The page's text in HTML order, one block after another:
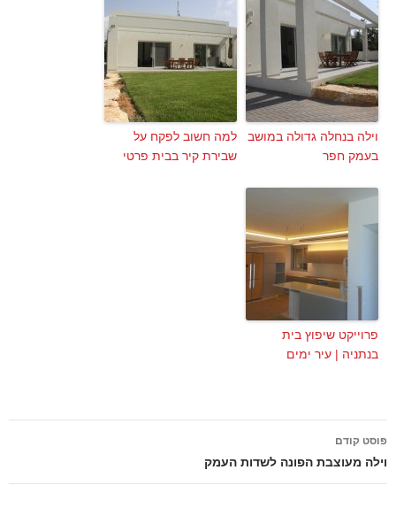
וילה בנחלה גדולה במושב
בעמק חפר
למה חשוב לפקח על
שבירת קיר בבית פרטי
פרוייקט שיפוץ בית
בנתניה | עיר ימים
ניווט
בפוסטים
פוסט קודם
וילה מעוצבת הפונה לשדות העמק